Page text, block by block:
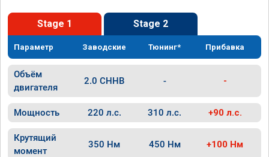
Stage 1 Stage 2
Параметр Заводские Тюнинг* Прибавка
Объём
двигателя
2.0 CHHB - -
Мощность 220 л.с. 310 л.с. +90 л.с.
Крутящий
момент
350 Нм 450 Нм +100 Нм